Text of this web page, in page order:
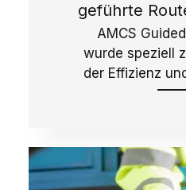
geführte
AMCS
wurde speziell
der Effizienz
des